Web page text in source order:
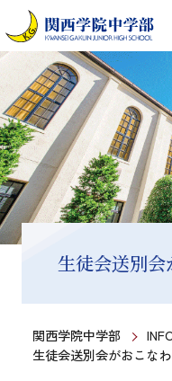
生徒会送別会
関西学院中学部
生徒会送別会がおこなわ